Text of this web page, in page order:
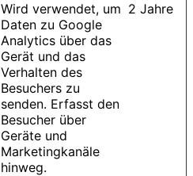
Wird verwendet, um
Daten zu Google
Analytics über das
Gerät und das
Verhalten des
Besuchers zu
senden. Erfasst den
Besucher über
Geräte und
Marketingkanäle
hinweg.
2 Jahre